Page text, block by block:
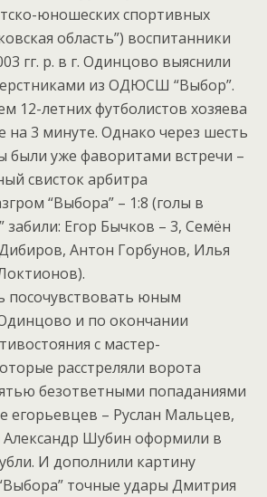
юношеских спортивных
область”) воспитанники
гг. р. в г. Одинцово выяснили
из ОДЮСШ “Выбор”.
12-летних футболистов хозяева
на 3 минуте. Однако через шесть
были уже фаворитами встречи –
свисток арбитра
“Выбора” – 1:8 (голы в
забили: Егор Бычков – 3, Семён
Антон Горбунов, Илья
посочувствовать юным
и по окончании
с мастер-
расстреляли ворота
безответными попаданиями
егорьевцев – Руслан Мальцев,
Александр Шубин оформили в
И дополнили картину
точные удары Дмитрия